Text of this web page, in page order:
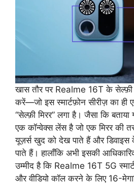
खास तौर पर Realme 16T के
करें—जो इस स्मार्टफ़ोन सीरीज़ का ही
“सेल्फ़ी मिरर” लगा है। जैसा कि बताया
एक कॉन्वेक्स लेंस है जो एक मिरर की
यूज़र्स खुद को देख पाते हैं और
पाते हैं। हालाँकि अभी इसकी
उम्मीद है कि Realme 16T 5G
और वीडियो कॉल करने के लिए 16-